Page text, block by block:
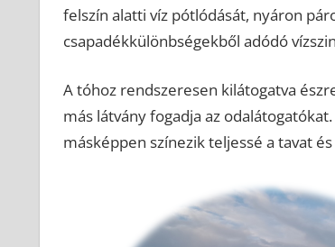
felszín alatti víz pótlódását, nyáron
csapadékkülönbségekből adódó
A tóhoz rendszeresen kilátogatva
más látvány fogadja az
másképpen színezik teljessé a tavat